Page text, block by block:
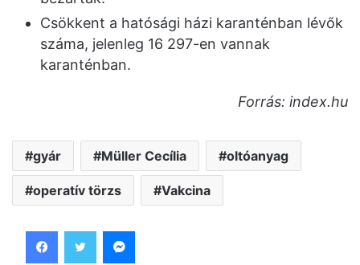
Csökkent a hatósági házi karanténban lévők
száma, jelenleg 16 297-en vannak
karanténban.
Forrás: index.hu
gyár Müller Cecília oltóanyag
operatív törzs Vakcina